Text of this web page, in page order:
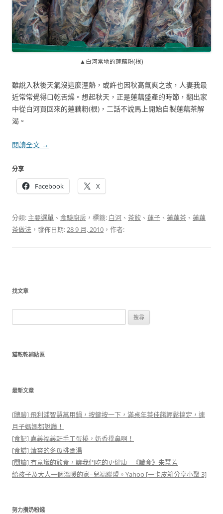
▲白河當地的蓮藕粉(根)
雖說入秋後天氣沒這麼溼熱，或許也因秋高氣爽之故，人妻我最
近常常覺得口乾舌燥。想起秋天，正是蓮藕盛產的時節，翻出家
中從白河買回來的蓮藕粉(根)，二話不說馬上開始自製蓮藕茶解
渴。
閱讀全文 →
分享
Facebook X
分類: 主要選單 、 食驗廚房 ，標籤: 白河 、 茶飲 、 蓮子 、 蓮藕茶 、 蓮藕
茶做法 ，發佈日期:28 9 月, 2010 ，作者:
找文章
尋
鍵
貓乾乾補貼區
最新文章
[體驗] 飛利浦智慧萬用鍋，按鍵按一下，滿桌年菜佳餚輕鬆搞定，連
月子媽媽都說讚！
[食記] 嘉義福義軒手工蛋捲，奶香撲鼻啊！
[食譜] 清爽的冬瓜排骨湯
[閱讀] 有意識的飲食，讓我們吃的更健康 –《識食》朱慧芳
給孩子及大人一個溫暖的家–兒福聯盟。Yahoo [一卡皮箱分享小聚 3]
努力攢奶粉錢